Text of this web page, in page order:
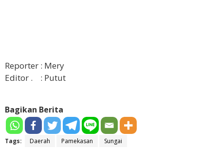
Reporter : Mery
Editor . : Putut
Bagikan Berita
Tags: Daerah Pamekasan Sungai